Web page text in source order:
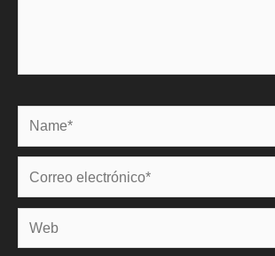
Name*
Correo
electrónico*
Web